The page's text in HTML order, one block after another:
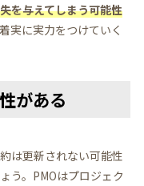
を与えてしまう可能性
実に実力をつけていく
がある
は更新されない可能性
う。PMOはプロジェク